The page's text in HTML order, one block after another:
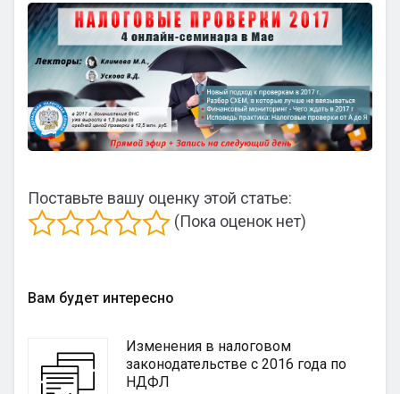
Поставьте вашу оценку этой статье:
(Пока оценок нет)
Вам будет интересно
Изменения в налоговом
законодательстве с 2016 года по
НДФЛ